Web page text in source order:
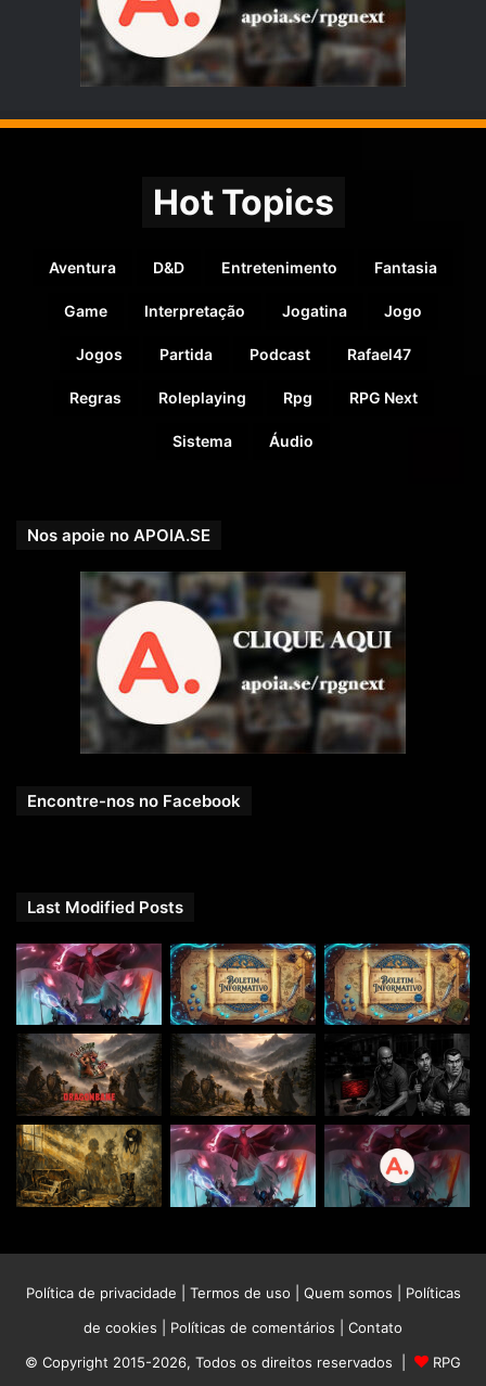
Hot Topics
Aventura D&D Entretenimento Fantasia
Game Interpretação Jogatina Jogo
Jogos Partida Podcast Rafael47
Regras Roleplaying Rpg RPG Next
Sistema Áudio
Nos apoie no APOIA.SE
Encontre-nos no Facebook
Last Modified Posts
Política de privacidade Termos de uso Quem somos
Políticas
de cookies
Políticas de comentários
Contato
© Copyright 2015-2026, Todos os direitos reservados |
RPG